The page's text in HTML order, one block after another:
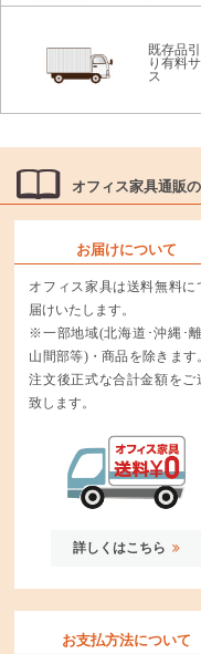
既存品
り有料
ス
オフィス家具通販
お届けについて
オフィス家具は送料無料に
届けいたします。
※一部地域(北海道･沖縄･
山間部等)・商品を除きます
注文後正式な合計金額をご
致します。
詳しくはこちら
お支払方法について